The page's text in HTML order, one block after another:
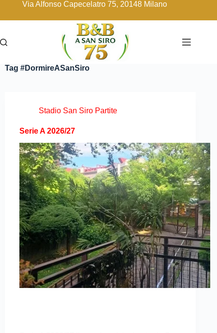
Via Alfonso Capecelatro 75, 20148 Milano
Tag #DormireASanSiro
Stadio San Siro Partite
Serie A 2026/27